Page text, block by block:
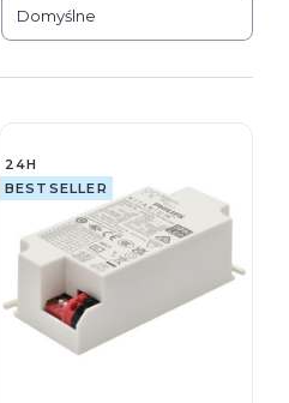
Domyślne
24H
BESTSELLER